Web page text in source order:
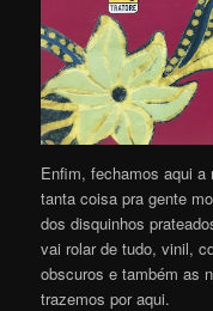
Enfim, fechamos aqui
tanta coisa pra gente
dos disquinhos
vai rolar de tudo, vinil,
obscuros e também as
trazemos por aqui.